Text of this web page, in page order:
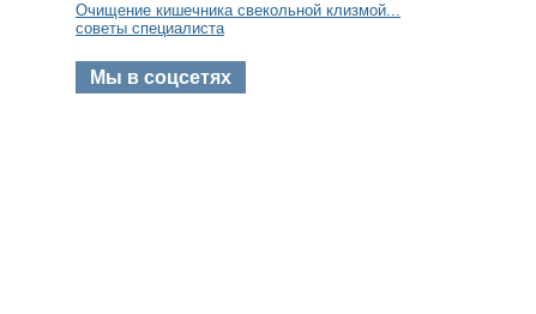
Очищение кишечника свекольной клизмой...
советы специалиста
Мы в соцсетях